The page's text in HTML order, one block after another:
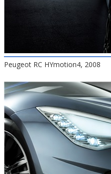
Peugeot RC HYmotion4, 2008